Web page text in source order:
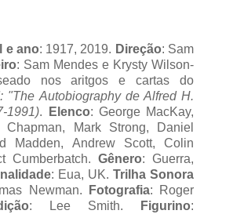
e ano: 1917, 2019. Direção: Sam
: Sam Mendes e Krysty Wilson-
nos aritgos e cartas do
"The Autobiography de Alfred H.
1991). Elenco: George MacKay,
Chapman, Mark Strong, Daniel
Madden, Andrew Scott, Colin
Cumberbatch. Gênero: Guerra,
: Eua, UK. Trilha Sonora
Newman. Fotografia: Roger
: Lee Smith. Figurino: